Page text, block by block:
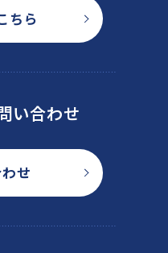
ちら
い合わせ
せ